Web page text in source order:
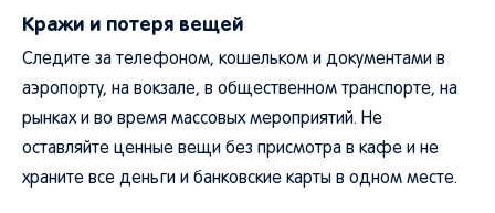
Кражи и потеря вещей
Следите за телефоном, кошельком и документами в
аэропорту, на вокзале, в общественном транспорте, на
рынках и во время массовых мероприятий. Не
оставляйте ценные вещи без присмотра в кафе и не
храните все деньги и банковские карты в одном месте.